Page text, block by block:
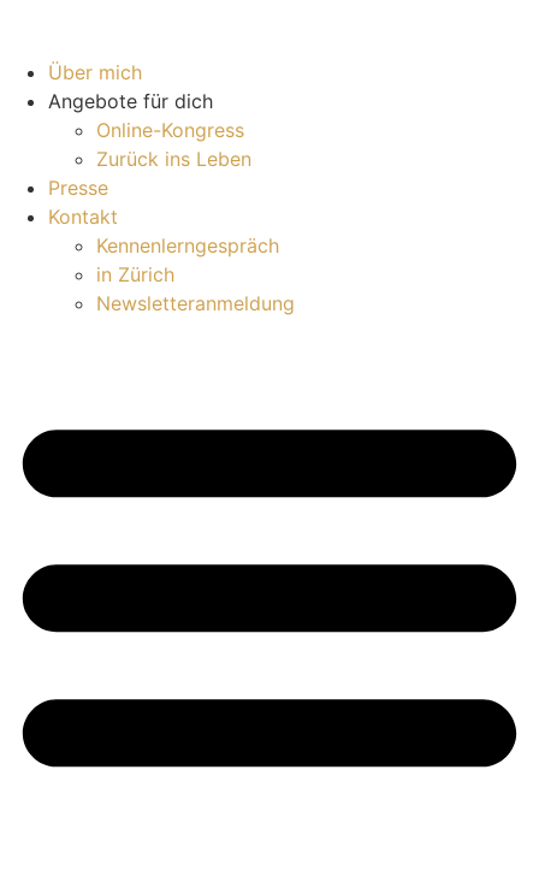
Über mich
Angebote für dich
Online-Kongress
Zurück ins Leben
Presse
Kontakt
Kennenlerngespräch
in Zürich
Newsletteranmeldung